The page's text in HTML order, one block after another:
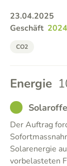
23.04.2025
Geschäft
CO2
Energie
GOOD
Der Auftrag
Solarenergie
vorbelasteten